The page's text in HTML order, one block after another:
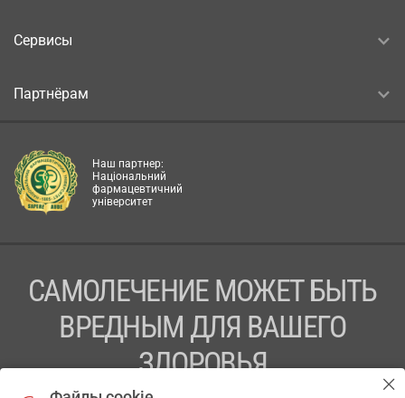
Сервисы
Партнёрам
Наш партнер:
Національний
фармацевтичний
університет
САМОЛЕЧЕНИЕ МОЖЕТ БЫТЬ
ВРЕДНЫМ ДЛЯ ВАШЕГО
ЗДОРОВЬЯ